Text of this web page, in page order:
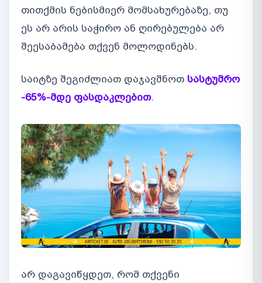
თითქმის ნებისმიერ მომსახურებაზე, თუ
ეს არ არის საჭირო ან ღირებულება არ
შეესაბამება თქვენ მოლოდინებს.
საიტზე შეგიძლიათ დაჯავშნოთ სასტუმრო
-65%-მდე ფასდაკლებით.
არ დაგავიწყდეთ, რომ თქვენი